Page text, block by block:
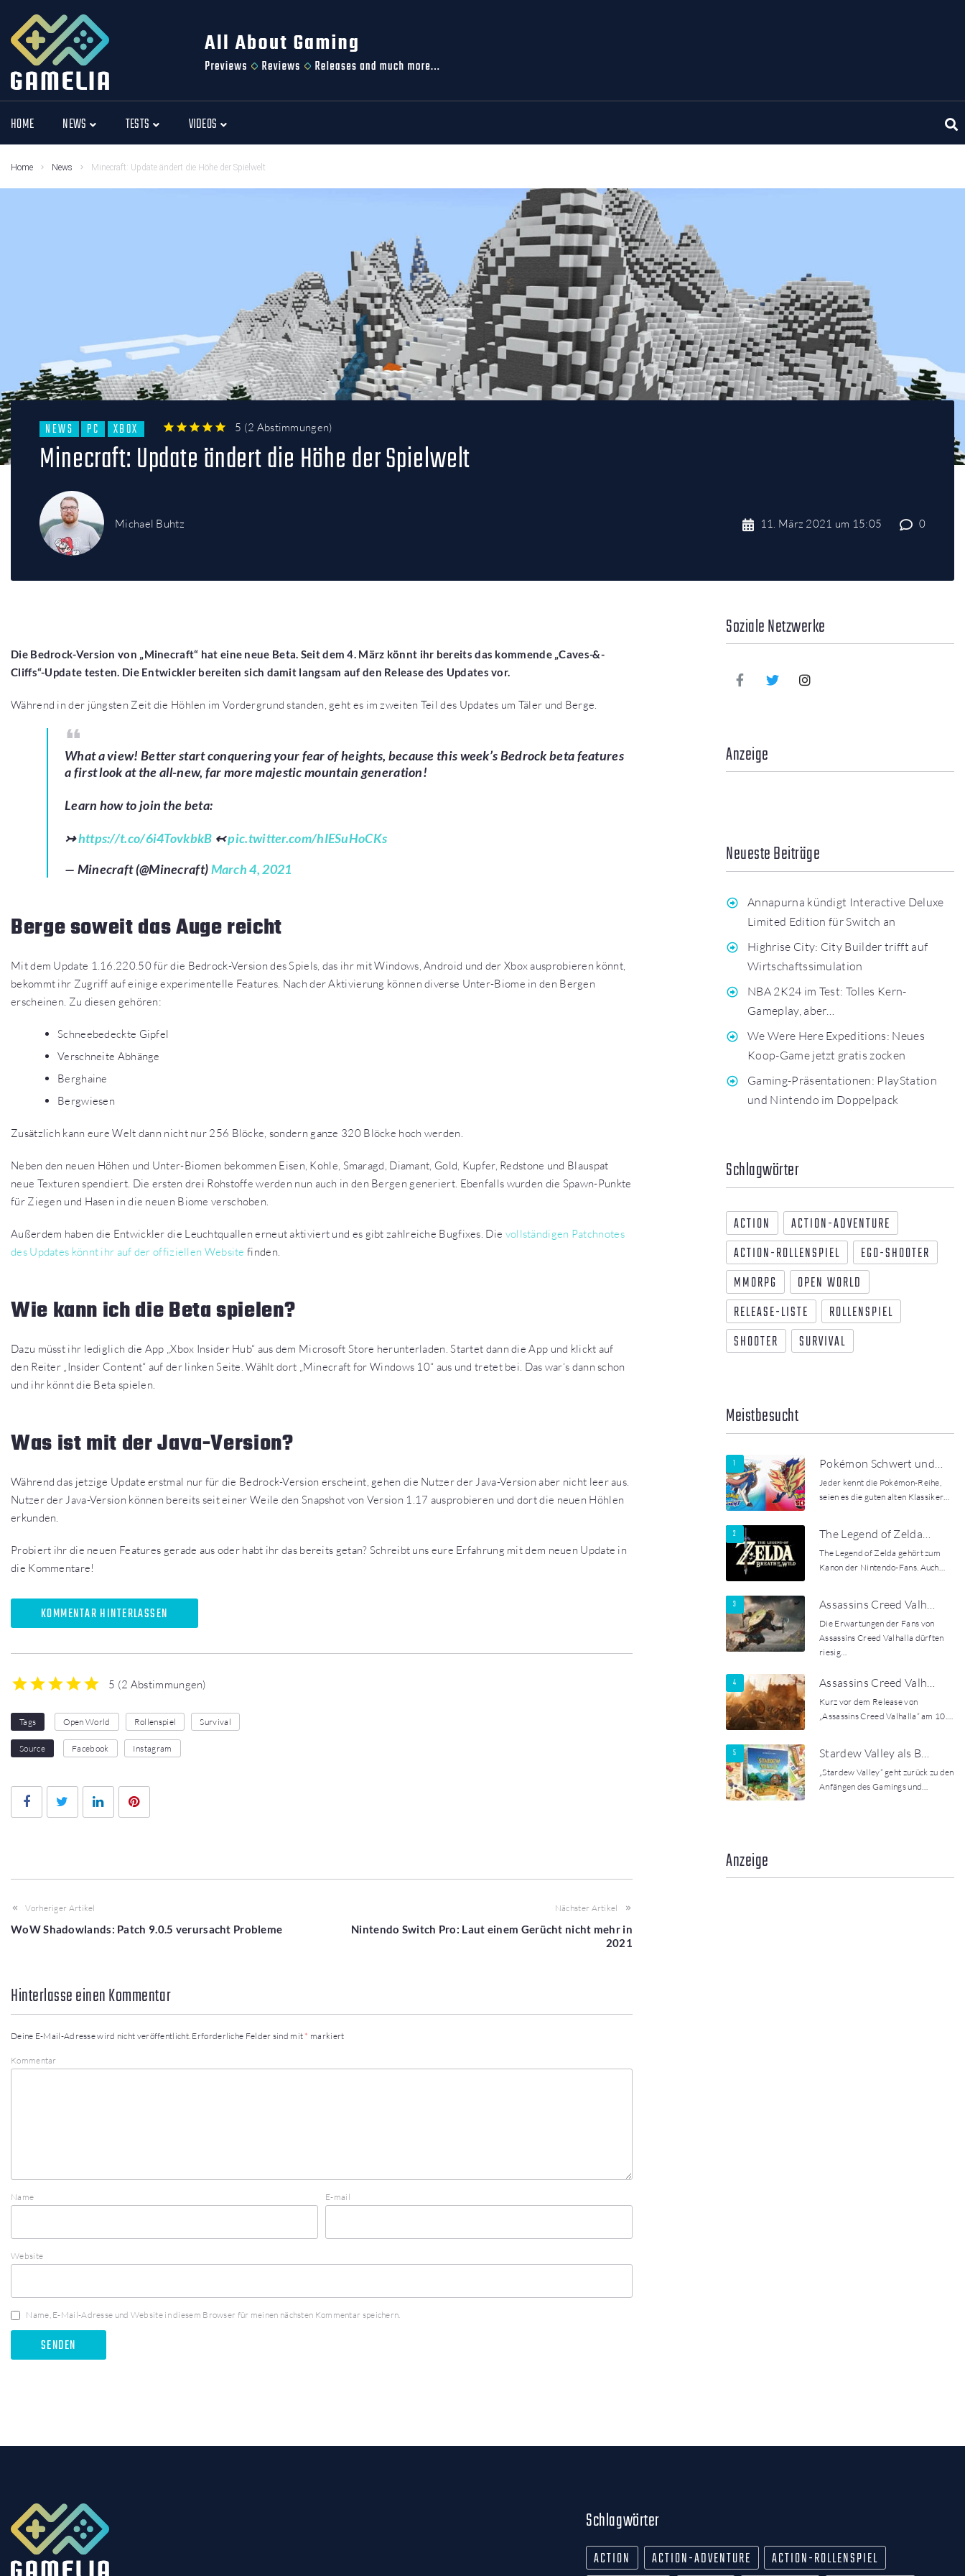
HOME NEWS TESTS VIDEOS
Home News Minecraft: Update ändert die Höhe der Spielwelt
NEWS PC XBOX 5 (2 Abstimmungen)
Minecraft: Update ändert die Höhe der Spielwelt
Michael Buhtz 11. März 2021 um 15:05 0
Die Bedrock-Version von „Minecraft“ hat eine neue Beta. Seit dem 4. März könnt ihr bereits das kommende „Caves-&-
Cliffs“-Update testen. Die Entwickler bereiten sich damit langsam auf den Release des Updates vor.
Während in der jüngsten Zeit die Höhlen im Vordergrund standen, geht es im zweiten Teil des Updates um Täler und Berge.
What a view! Better start conquering your fear of heights, because this week’s Bedrock beta features
a first look at the all-new, far more majestic mountain generation!
Learn how to join the beta:
↣https://t.co/6i4TovkbkB ↢pic.twitter.com/hIESuHoCKs
— Minecraft (@Minecraft)March 4, 2021
Berge soweit das Auge reicht
Mit dem Update 1.16.220.50 für die Bedrock-Version des Spiels, das ihr mit Windows, Android und der Xbox ausprobieren könnt,
bekommt ihr Zugriff auf einige experimentelle Features. Nach der Aktivierung können diverse Unter-Biome in den Bergen
erscheinen. Zu diesen gehören:
Schneebedeckte Gipfel
Verschneite Abhänge
Berghaine
Bergwiesen
Zusätzlich kann eure Welt dann nicht nur 256 Blöcke, sondern ganze 320 Blöcke hoch werden.
Neben den neuen Höhen und Unter-Biomen bekommen Eisen, Kohle, Smaragd, Diamant, Gold, Kupfer, Redstone und Blauspat
neue Texturen spendiert. Die ersten drei Rohstoffe werden nun auch in den Bergen generiert. Ebenfalls wurden die Spawn-Punkte
für Ziegen und Hasen in die neuen Biome verschoben.
Außerdem haben die Entwickler die Leuchtquallen erneut aktiviert und es gibt zahlreiche Bugfixes. Die vollständigen Patchnotes
des Updates könnt ihr auf der offiziellen Website finden.
Wie kann ich die Beta spielen?
Dazu müsst ihr lediglich die App „Xbox Insider Hub“ aus dem Microsoft Store herunterladen. Startet dann die App und klickt auf
den Reiter „Insider Content“ auf der linken Seite. Wählt dort „Minecraft for Windows 10“ aus und tretet bei. Das war‘s dann schon
und ihr könnt die Beta spielen.
Was ist mit der Java-Version?
Während das jetzige Update erstmal nur für die Bedrock-Version erscheint, gehen die Nutzer der Java-Version aber nicht leer aus.
Nutzer der Java-Version können bereits seit einer Weile den Snapshot von Version 1.17 ausprobieren und dort die neuen Höhlen
erkunden.
Probiert ihr die neuen Features gerade aus oder habt ihr das bereits getan? Schreibt uns eure Erfahrung mit dem neuen Update in
die Kommentare!
KOMMENTAR HINTERLASSEN
5 (2 Abstimmungen)
Tags Open World Rollenspiel Survival
Source Facebook Instagram
FacebookTwitter LinkedIn
Vorheriger Artikel
WoW Shadowlands: Patch 9.0.5 verursacht Probleme
Nächster Artikel
Nintendo Switch Pro: Laut einem Gerücht nicht mehr in
2021
Hinterlasse einen Kommentar
Deine E-Mail-Adresse wird nicht veröffentlicht. Erforderliche Felder sind mit * markiert
Kommentar
Name E-mail
Website
Name, E-Mail-Adresse und Website in diesem Browser für meinen nächsten Kommentar speichern.
Soziale Netzwerke
Anzeige
Neueste Beiträge
Annapurna kündigt Interactive Deluxe
Limited Edition für Switch an
Highrise City: City Builder trifft auf
Wirtschaftssimulation
NBA 2K24 im Test: Tolles Kern-
Gameplay, aber…
We Were Here Expeditions: Neues
Koop-Game jetzt gratis zocken
Gaming-Präsentationen: PlayStation
und Nintendo im Doppelpack
Schlagwörter
ACTION
ACTION-ADVENTURE
ACTION-ROLLENSPIEL
EGO-SHOOTER
MMORPG
OPEN WORLD
RELEASE-LISTE
ROLLENSPIEL
SHOOTER
SURVIVAL
Meistbesucht
Pokémon Schwert und…
Jeder kennt die Pokémon-Reihe,
seien es die guten alten Klassiker…
The Legend of Zelda…
The Legend of Zelda gehört zum
Kanon der Nintendo-Fans. Auch…
Assassins Creed Valh…
Die Erwartungen der Fans von
Assassins Creed Valhalla dürften
riesig…
Assassins Creed Valh…
Kurz vor dem Release von
„Assassins Creed Valhalla“ am 10.…
Stardew Valley als B…
„Stardew Valley“ geht zurück zu den
Anfängen des Gamings und…
Anzeige
Schlagwörter
ACTION ACTION-ADVENTURE ACTION-ROLLENSPIEL